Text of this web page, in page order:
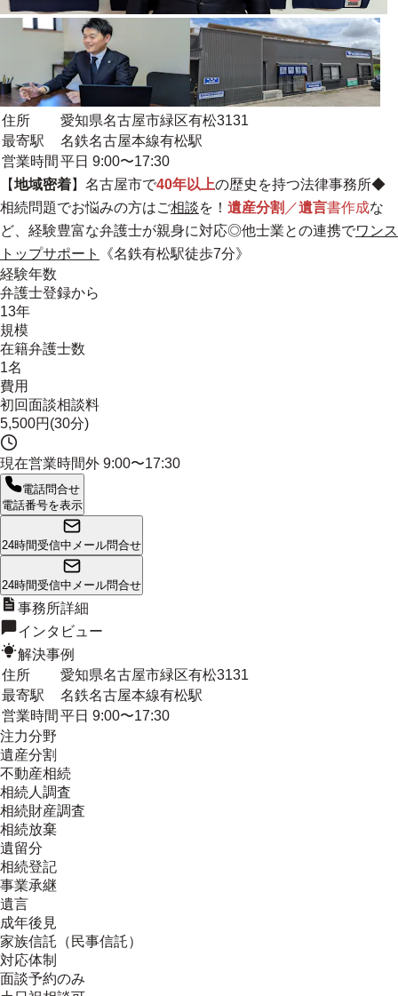
住所
愛知県名古屋市緑区有松3131
最寄駅
名鉄名古屋本線有松駅
営業時間 平日 9:00〜17:30
【地域密着】名古屋市で40年以上の歴史を持つ法律事務所◆
相続問題でお悩みの方はご相談を！ 遺産分割 ／遺言書作成な
ど、経験豊富な弁護士が親身に対応◎他士業との連携でワンス
トップサポート
《名鉄有松駅徒歩7分》
経験年数
弁護士登録から
13年
規模
在籍弁護士数
1名
費用
初回面談相談料
5,500円(30分)
現在営業時間外 9:00〜17:30
電話問合せ
電話番号を表示
24時間受信中 メール問合せ
24時間受信中 メール問合せ
事務所詳細
インタビュー
解決事例
住所
愛知県名古屋市緑区有松3131
最寄駅
名鉄名古屋本線有松駅
営業時間 平日 9:00〜17:30
注力分野
遺産分割
不動産相続
相続人調査
相続財産調査
相続放棄
遺留分
相続登記
事業承継
遺言
成年後見
家族信託（民事信託）
対応体制
面談予約のみ